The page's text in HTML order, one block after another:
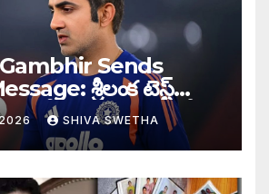
Sends
శ్రీలంక టెస్ట్
టీమిండియాకు గంభీర్
SHIVA SWETHA